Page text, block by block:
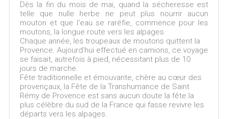
Dès la fin du mois de mai, quand la sécheresse est
telle que nulle herbe ne peut plus nourrir aucun
mouton et que l'eau se raréfie, commence pour les
moutons, la longue route vers les alpages.
Chaque année, les troupeaux de moutons quittent la
Provence. Aujourd'hui effectué en camions, ce voyage
se faisait, autrefois à pied, nécessitant plus de 10
jours de marche.
Fête traditionnelle et émouvante, chère au cœur des
provençaux, la Fête de la Transhumance de Saint
Rémy de Provence est sans aucun doute la fête la
plus célèbre du sud de la France qui fasse revivre les
départs vers les alpages.